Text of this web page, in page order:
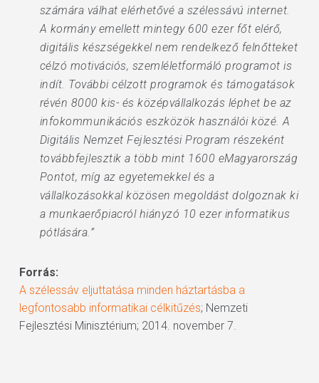
számára válhat elérhetővé a szélessávú internet.
A kormány emellett mintegy 600 ezer főt elérő,
digitális készségekkel nem rendelkező felnőtteket
célzó motivációs, szemléletformáló programot is
indít. További célzott programok és támogatások
révén 8000 kis- és középvállalkozás léphet be az
infokommunikációs eszközök használói közé. A
Digitális Nemzet Fejlesztési Program részeként
továbbfejlesztik a több mint 1600 eMagyarország
Pontot, míg az egyetemekkel és a
vállalkozásokkal közösen megoldást dolgoznak ki
a munkaerőpiacról hiányzó 10 ezer informatikus
pótlására.”
Forrás:
A szélessáv eljuttatása minden háztartásba a
legfontosabb informatikai célkitűzés; Nemzeti
Fejlesztési Minisztérium; 2014. november 7.